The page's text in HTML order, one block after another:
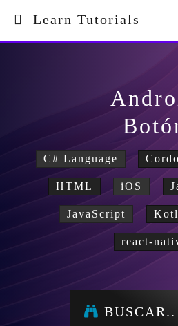
Learn Tutorials
C# Language
HTML iOS
JavaScript
react-
BUSCAR..